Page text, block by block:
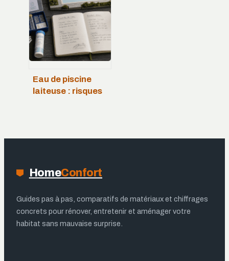
gestes pour
sauver vos
plantes
Eau de piscine
laiteuse : risques
limpide
HomeConfort
Guides pas à pas, comparatifs de matériaux et chiffrages
concrets pour rénover, entretenir et aménager votre
habitat sans mauvaise surprise.